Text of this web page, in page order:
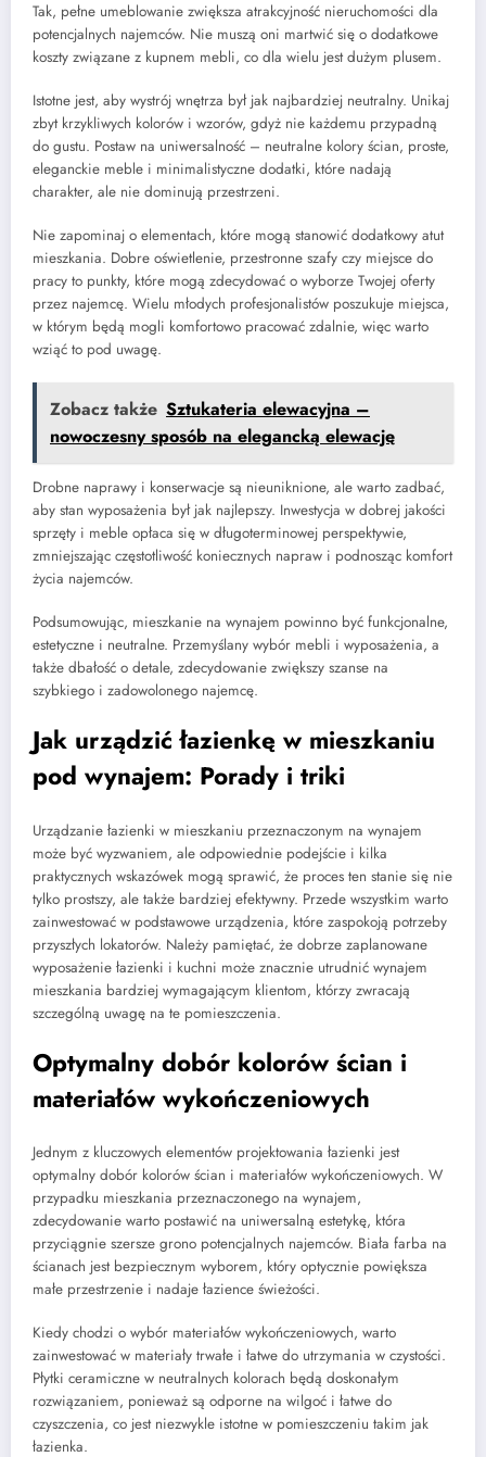
Tak, pełne umeblowanie zwiększa atrakcyjność nieruchomości dla
potencjalnych najemców. Nie muszą oni martwić się o dodatkowe
koszty związane z kupnem mebli, co dla wielu jest dużym plusem.
Istotne jest, aby wystrój wnętrza był jak najbardziej neutralny. Unikaj
zbyt krzykliwych kolorów i wzorów, gdyż nie każdemu przypadną
do gustu. Postaw na uniwersalność – neutralne kolory ścian, proste,
eleganckie meble i minimalistyczne dodatki, które nadają
charakter, ale nie dominują przestrzeni.
Nie zapominaj o elementach, które mogą stanowić dodatkowy atut
mieszkania. Dobre oświetlenie, przestronne szafy czy miejsce do
pracy to punkty, które mogą zdecydować o wyborze Twojej oferty
przez najemcę. Wielu młodych profesjonalistów poszukuje miejsca,
w którym będą mogli komfortowo pracować zdalnie, więc warto
wziąć to pod uwagę.
Zobacz także Sztukateria elewacyjna –
nowoczesny sposób na elegancką elewację
Drobne naprawy i konserwacje są nieuniknione, ale warto zadbać,
aby stan wyposażenia był jak najlepszy. Inwestycja w dobrej jakości
sprzęty i meble opłaca się w długoterminowej perspektywie,
zmniejszając częstotliwość koniecznych napraw i podnosząc komfort
życia najemców.
Podsumowując, mieszkanie na wynajem powinno być funkcjonalne,
estetyczne i neutralne. Przemyślany wybór mebli i wyposażenia, a
także dbałość o detale, zdecydowanie zwiększy szanse na
szybkiego i zadowolonego najemcę.
Jak urządzić łazienkę w mieszkaniu
pod wynajem: Porady i triki
Urządzanie łazienki w mieszkaniu przeznaczonym na wynajem
może być wyzwaniem, ale odpowiednie podejście i kilka
praktycznych wskazówek mogą sprawić, że proces ten stanie się nie
tylko prostszy, ale także bardziej efektywny. Przede wszystkim warto
zainwestować w podstawowe urządzenia, które zaspokoją potrzeby
przyszłych lokatorów. Należy pamiętać, że dobrze zaplanowane
wyposażenie łazienki i kuchni może znacznie utrudnić wynajem
mieszkania bardziej wymagającym klientom, którzy zwracają
szczególną uwagę na te pomieszczenia.
Optymalny dobór kolorów ścian i
materiałów wykończeniowych
Jednym z kluczowych elementów projektowania łazienki jest
optymalny dobór kolorów ścian i materiałów wykończeniowych. W
przypadku mieszkania przeznaczonego na wynajem,
zdecydowanie warto postawić na uniwersalną estetykę, która
przyciągnie szersze grono potencjalnych najemców. Biała farba na
ścianach jest bezpiecznym wyborem, który optycznie powiększa
małe przestrzenie i nadaje łazience świeżości.
Kiedy chodzi o wybór materiałów wykończeniowych, warto
zainwestować w materiały trwałe i łatwe do utrzymania w czystości.
Płytki ceramiczne w neutralnych kolorach będą doskonałym
rozwiązaniem, ponieważ są odporne na wilgoć i łatwe do
czyszczenia, co jest niezwykle istotne w pomieszczeniu takim jak
łazienka.